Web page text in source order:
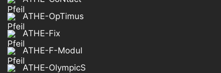
ATHE-OpTimus
ATHE-Fix
ATHE-F-Modul
ATHE-OlympicS